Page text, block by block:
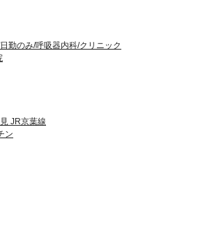
勤のみ/呼吸器内科/クリニック
JR京葉線
ン